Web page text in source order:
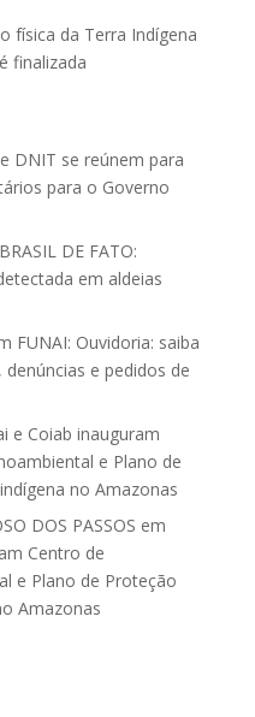
física da Terra Indígena
finalizada
DNIT se reúnem para
para o Governo
BRASIL DE FATO:
em aldeias
FUNAI: Ouvidoria: saiba
e pedidos de
e Coiab inauguram
e Plano de
no Amazonas
DOS PASSOS em
Centro de
e Plano de Proteção
Amazonas